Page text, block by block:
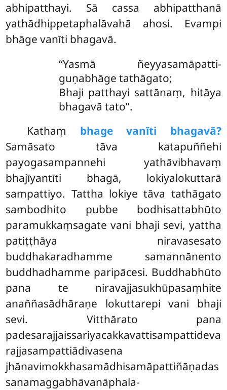
abhipatthayi. Sā cassa abhipatthanā
yathādhippetaphalāvahā ahosi. Evampi
bhāge vanīti bhagavā.
‘‘Yasmā ñeyyasamāpatti-
guṇabhāge tathāgato;
Bhaji patthayi sattānaṃ, hitāya
bhagavā tato’’.
Kathaṃ bhage vanīti bhagavā?
Samāsato tāva katapuññehi
payogasampannehi yathāvibhavaṃ
bhajīyantīti bhagā, lokiyalokuttarā
sampattiyo. Tattha lokiye tāva tathāgato
sambodhito pubbe bodhisattabhūto
paramukkaṃsagate vani bhaji sevi, yattha
patiṭṭhāya niravasesato
buddhakaradhamme samannānento
buddhadhamme paripācesi. Buddhabhūto
pana te niravajjasukhūpasaṃhite
anaññasādhāraṇe lokuttarepivani bhaji
sevi. Vitthārato pana
padesarajjaissariyacakkavattisampattideva
rajjasampattiādivasena
jhānavimokkhasamādhisamāpattiñāṇadas
sanamaggabhāvanāphala-